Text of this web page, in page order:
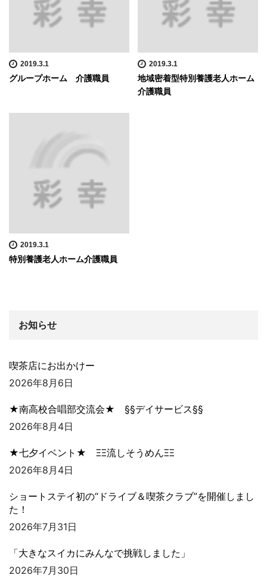
2019.3.1
グループホーム 介護職員
2019.3.1
地域密着型特別養護老人ホーム
介護職員
2019.3.1
特別養護老人ホーム介護職員
お知らせ
喫茶店にお出かけー
2026年8月6日
★南高校合唱部交流会★ §§デイサービス§§
2026年8月4日
★七夕イベント★ ΞΞ流しそうめんΞΞ
2026年8月4日
ショートステイ初の“ドライブ＆喫茶クラブ”を開催しまし
た！
2026年7月31日
「大きなスイカにみんなで挑戦しました」
2026年7月30日